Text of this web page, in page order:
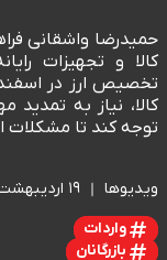
حمیدرضا واشقانی
کالا و تجهیزات
تخصیص ارز در
کالا، نیاز به
توجه کند تا
ویدیوها ۱۹ اردیبهشت ۱۴۰۵
واردات
بازرگانان